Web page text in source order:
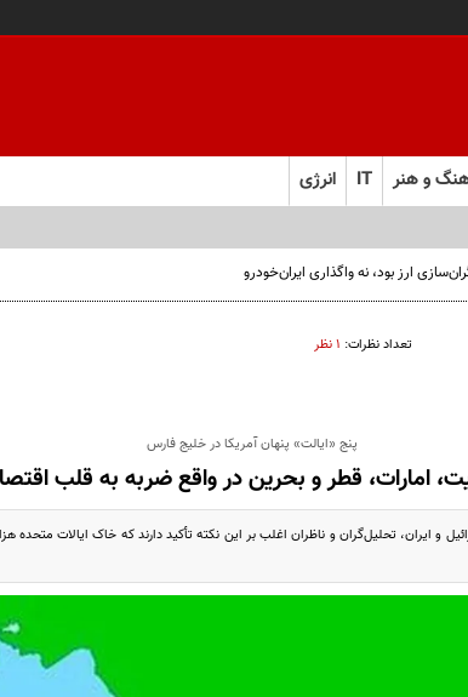
و هنر IT انرژی
ارز بود، نه واگذاری ایران‌خودرو
تعداد نظرات: ۱ نظر
پنج «ایالت» پنهان آمریکا در خلیج فارس
امارات، قطر و بحرین در واقع ضربه به قلب
و ایران، تحلیل‌گران و ناظران اغلب بر این نکته تأکید دارند که خاک ایالات متحده